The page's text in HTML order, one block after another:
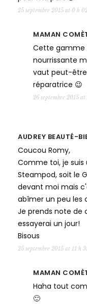
25 septembre 2015 at 0 h
MAMAN
Cette gamme
nourrissante
vaut peut-
réparatrice 😉
26 septembre 2015
AUDREY BEAUTÉ-
Coucou Romy,
Comme toi, je suis
Steampod, soit le
devant moi mais
abîmer un peu les
Je prends note de
essayerai un jour!
Bisous
25 septembre 2015 at 11 h
MAMAN
Haha tout
🙂